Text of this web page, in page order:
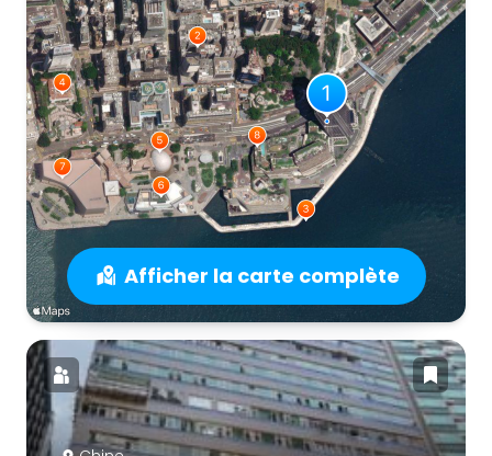
Afficher la carte complète